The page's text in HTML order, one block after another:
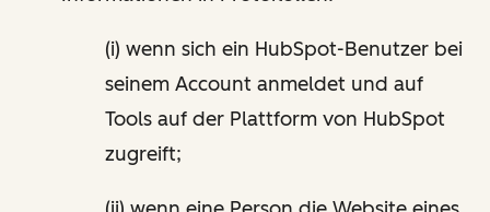
(i) wenn sich ein HubSpot-Benutzer bei
seinem Account anmeldet und auf
Tools auf der Plattform von HubSpot
zugreift;